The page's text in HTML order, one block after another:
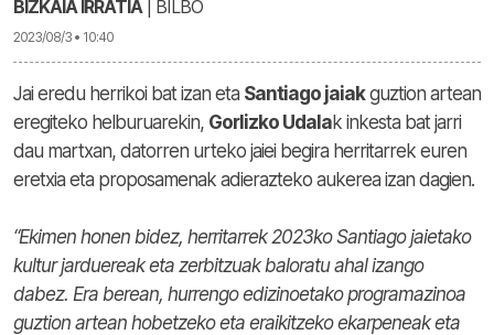
BIZKAIA IRRATIA | BILBO
2023/08/3 • 10:40
Jai eredu herrikoi bat izan eta Santiago jaiakguztion artean
eregiteko helburuarekin, Gorlizko Udalak inkesta bat jarri
dau martxan, datorren urteko jaiei begira herritarrek euren
eretxia eta proposamenak adierazteko aukerea izan dagien.
“Ekimen honen bidez, herritarrek 2023ko Santiago jaietako
kultur jarduereak eta zerbitzuak baloratu ahal izango
dabez. Era berean, hurrengo edizinoetako programazinoa
guztion artean hobetzeko eta eraikitzeko ekarpeneak eta